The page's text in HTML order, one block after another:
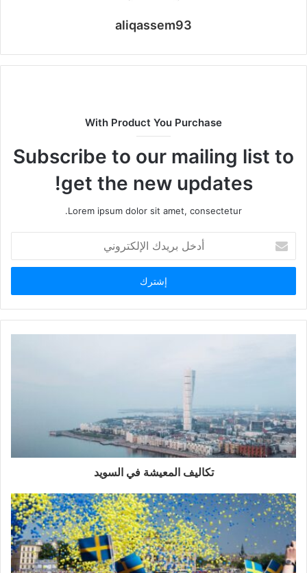
aliqassem93
With Product You Purchase
Subscribe to our mailing list to
get the new updates!
Lorem ipsum dolor sit amet, consectetur.
بريدك
الإلكتروني
تكاليف المعيشة في السويد